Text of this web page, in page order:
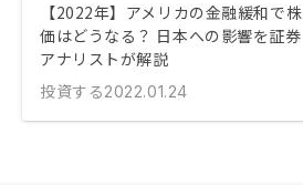
【2022年】アメリカの金融緩和で株
価はどうなる？ 日本への影響を証券
アナリストが解説
投資する2022.01.24